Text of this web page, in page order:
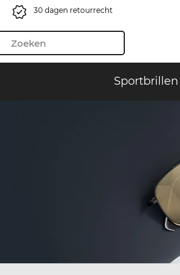
30 dagen retourrecht
Sportbrillen